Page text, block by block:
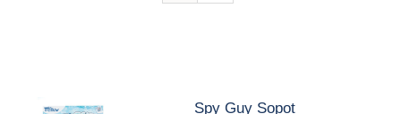
Spy Guy Sopot